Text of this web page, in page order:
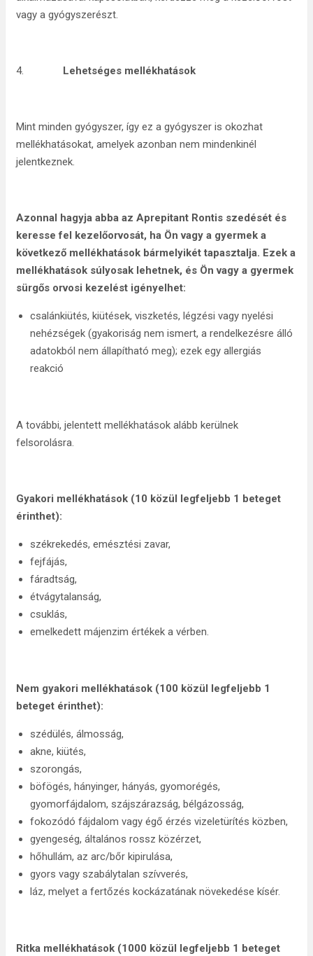
vagy a gyógyszerészt.
4. Lehetséges mellékhatások
Mint minden gyógyszer, így ez a gyógyszer is okozhat
mellékhatásokat, amelyek azonban nem mindenkinél
jelentkeznek.
Azonnal hagyja abba az Aprepitant Rontis szedését és
keresse fel kezelőorvosát, ha Ön vagy a gyermek a
következő mellékhatások bármelyikét tapasztalja. Ezek a
mellékhatások súlyosak lehetnek, és Ön vagy a gyermek
sürgős orvosi kezelést igényelhet:
csalánkiütés, kiütések, viszketés, légzési vagy nyelési
nehézségek (gyakoriság nem ismert, a rendelkezésre álló
adatokból nem állapítható meg); ezek egy allergiás
reakció
A további, jelentett mellékhatások alább kerülnek
felsorolásra.
Gyakori mellékhatások (10 közül legfeljebb 1 beteget
érinthet):
székrekedés, emésztési zavar,
fejfájás,
fáradtság,
étvágytalanság,
csuklás,
emelkedett májenzim értékek a vérben.
Nem gyakori mellékhatások (100 közül legfeljebb 1
beteget érinthet):
szédülés, álmosság,
akne, kiütés,
szorongás,
böfögés, hányinger, hányás, gyomorégés,
gyomorfájdalom, szájszárazság, bélgázosság,
fokozódó fájdalom vagy égő érzés vizeletürítés közben,
gyengeség, általános rossz közérzet,
hőhullám, az arc/bőr kipirulása,
gyors vagy szabálytalan szívverés,
láz, melyet a fertőzés kockázatának növekedése kísér.
Ritka mellékhatások (1000 közül legfeljebb 1 beteget